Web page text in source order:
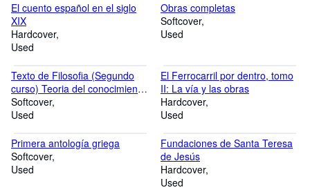
El cuento español en el siglo
XIX
Hardcover
Used
Obras completas
Softcover
Used
Texto de Filosofia (Segundo
curso) Teoria del conocimiento
y Ontologia. Acomodado al
cuestionario oficial de 1938 y
oficial de textos
Softcover
Used
El Ferrocarril por dentro, tomo
II: La vía y las obras
Hardcover
Used
Primera antología griega
Softcover
Used
Fundaciones de Santa Teresa
de Jesús
Hardcover
Used